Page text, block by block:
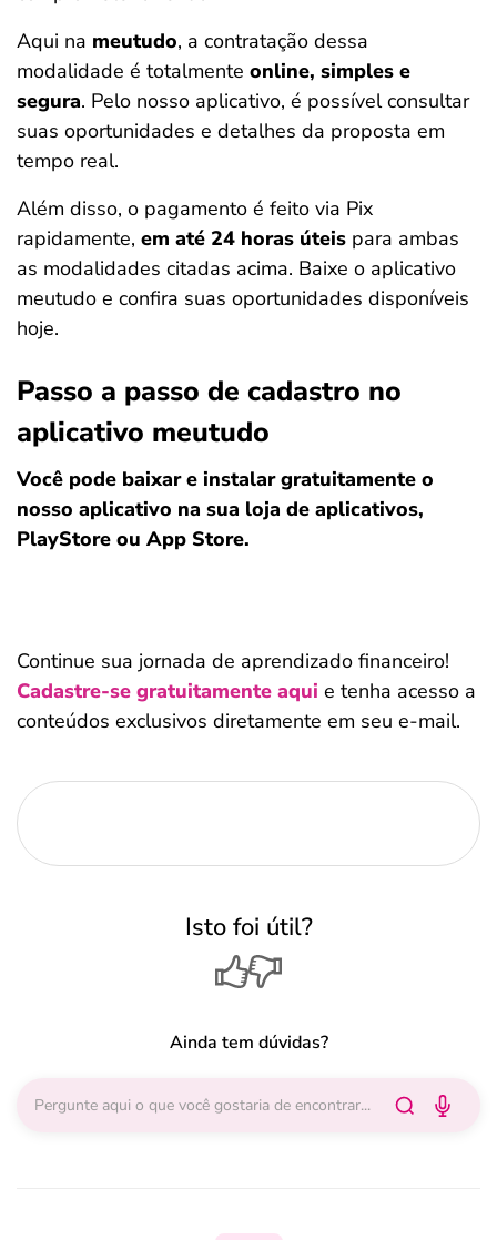
Aqui na meutudo, a contratação dessa
modalidade é totalmente online, simples e
segura. Pelo nosso aplicativo, é possível consultar
suas oportunidades e detalhes da proposta em
tempo real.
Além disso, o pagamento é feito via Pix
rapidamente, em até 24 horas úteis para ambas
as modalidades citadas acima. Baixe o aplicativo
meutudo e confira suas oportunidades disponíveis
hoje.
Passo a passo de cadastro no
aplicativo meutudo
Você pode baixar e instalar gratuitamente o
nosso aplicativo na sua loja de aplicativos,
PlayStore ou App Store.
Continue sua jornada de aprendizado financeiro!
Cadastre-se gratuitamente aqui e tenha acesso a
conteúdos exclusivos diretamente em seu e-mail.
Isto foi útil?
Ainda tem dúvidas?